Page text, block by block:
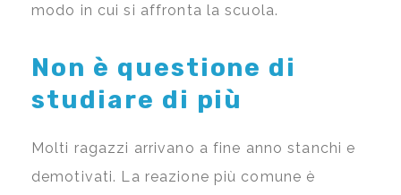
modo in cui si affronta la scuola.
Non è questione di
studiare di più
Molti ragazzi arrivano a fine anno stanchi e
demotivati. La reazione più comune è